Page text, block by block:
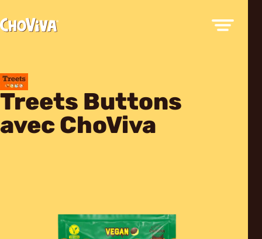
Treets Buttons
avec ChoViva